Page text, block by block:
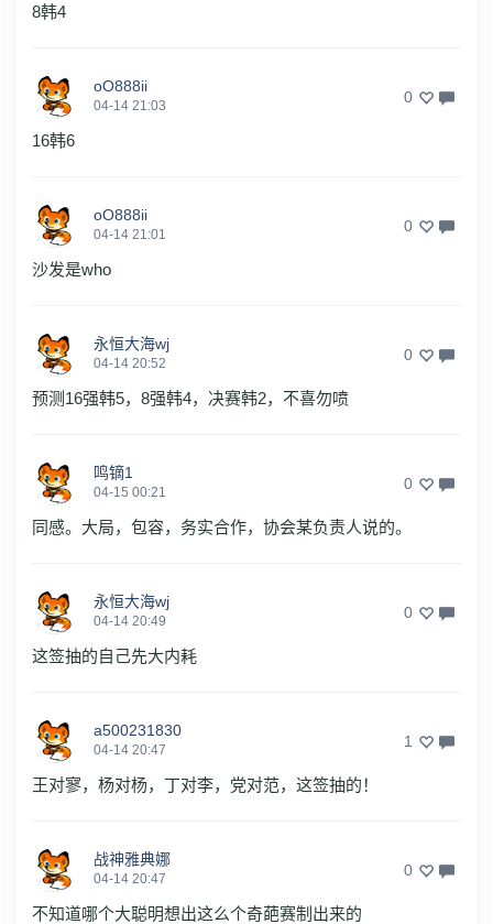
8韩4
oO888ii
04-14 21:03 0
16韩6
oO888ii
04-14 21:01 0
沙发是who
永恒大海wj
04-14 20:52 0
预测16强韩5，8强韩4，决赛韩2，不喜勿喷
鸣镝1
04-15 00:21 0
同感。大局，包容，务实合作，协会某负责人说的。
永恒大海wj
04-14 20:49 0
这签抽的自己先大内耗
a500231830
04-14 20:47 1
王对寥，杨对杨，丁对李，党对范，这签抽的！
战神雅典娜
04-14 20:47 0
不知道哪个大聪明想出这么个奇葩赛制出来的